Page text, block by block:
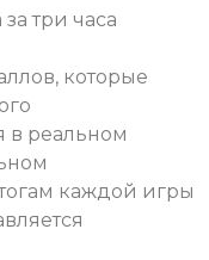
три часа
которые
в реальном
каждой игры